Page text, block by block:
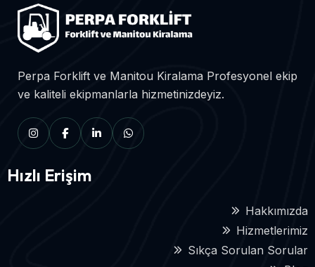
Perpa Forklift ve Manitou Kiralama Profesyonel ekip
ve kaliteli ekipmanlarla hizmetinizdeyiz.
Hızlı Erişim
Hakkımızda
Hizmetlerimiz
Sıkça Sorulan Sorular